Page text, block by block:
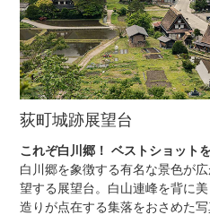
荻町城跡展望台
これぞ白川郷！ ベストショット
白川郷を象徴する有名な景色が
望する展望台。白山連峰を背に
造りが点在する集落をおさめた